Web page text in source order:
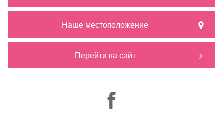
Наше местоположение
Перейти на сайт